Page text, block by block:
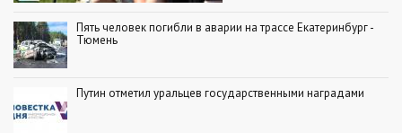
Пять человек погибли в аварии на трассе Екатеринбург -
Тюмень
Путин отметил уральцев государственными наградами